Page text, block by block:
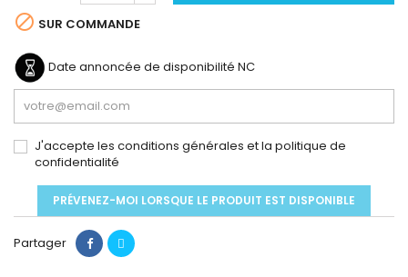
 SUR COMMANDE
Date annoncée de disponibilité NC
J'accepte les conditions générales et la politique de
confidentialité
PRÉVENEZ-MOI LORSQUE LE PRODUIT EST DISPONIBLE
Partager